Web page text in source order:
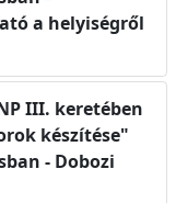
a helyiségről
III. keretében
készítése"
- Dobozi